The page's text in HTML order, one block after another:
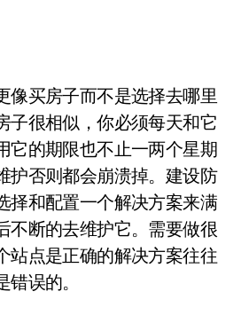
买房子而不是选择去哪里
子很相似，你必须每天和它
它的期限也不止一两个星期
护否则都会崩溃掉。建设防
择和配置一个解决方案来满
不断的去维护它。需要做很
站点是正确的解决方案往往
误的。